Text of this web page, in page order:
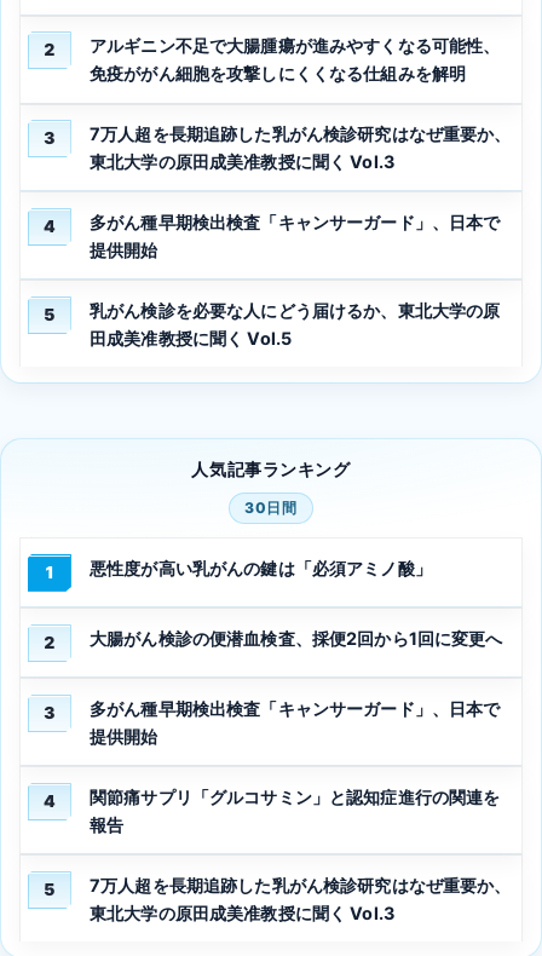
2
アルギニン不足で大腸腫瘍が進みやすくなる可能性、
免疫ががん細胞を攻撃しにくくなる仕組みを解明
3
7万人超を長期追跡した乳がん検診研究はなぜ重要か、
東北大学の原田成美准教授に聞く Vol.3
4
多がん種早期検出検査「キャンサーガード」、日本で
提供開始
5
乳がん検診を必要な人にどう届けるか、東北大学の原
田成美准教授に聞く Vol.5
人気記事ランキング
30日間
1 悪性度が高い乳がんの鍵は「必須アミノ酸」
2 大腸がん検診の便潜血検査、採便2回から1回に変更へ
3
多がん種早期検出検査「キャンサーガード」、日本で
提供開始
4
関節痛サプリ「グルコサミン」と認知症進行の関連を
報告
5
7万人超を長期追跡した乳がん検診研究はなぜ重要か、
東北大学の原田成美准教授に聞く Vol.3